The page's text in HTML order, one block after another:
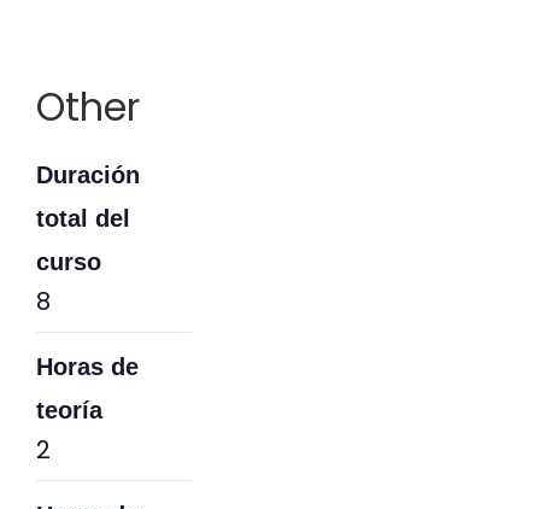
Other
Duración
total del
curso
8
Horas de
teoría
2